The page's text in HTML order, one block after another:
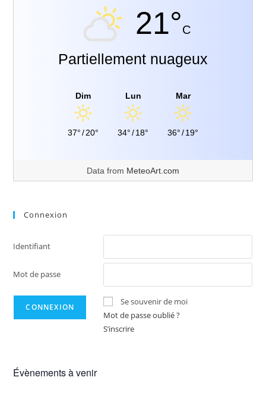
21°C
Partiellement nuageux
Dim
37°/20°
Lun
34°/18°
Mar
36°/19°
Data from MeteoArt.com
Connexion
Identifiant
Mot de passe
Se souvenir de moi
Mot de passe oublié ?
S’inscrire
Évènements à venir